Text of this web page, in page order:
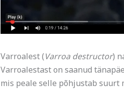
Varroalest (Varroa destructor)
Varroalestast on saanud
mis peale selle põhjustab suurt